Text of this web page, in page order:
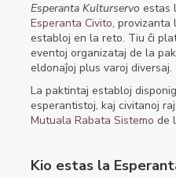
Esperanta Kulturservo estas
Esperanta Civito, provizanta
establoj en la reto. Tiu ĉi
eventoj organizataj de la
eldonaĵoj plus varoj diversaj.
La paktintaj establoj
esperantistoj, kaj civitanoj
Mutuala Rabata Sistemo de
Kio estas la